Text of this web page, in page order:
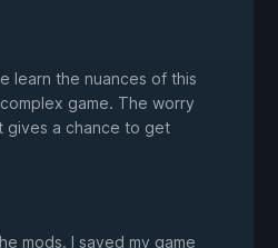
learn the nuances of this
game. The worry
gives a chance to get
mods. I saved my game